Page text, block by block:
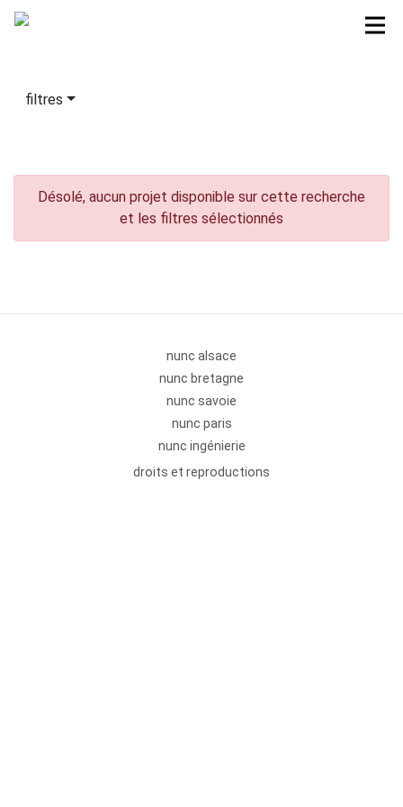
filtres
Désolé, aucun projet disponible sur cette recherche
et les filtres sélectionnés
nunc alsace
nunc bretagne
nunc savoie
nunc paris
nunc ingénierie
droits et reproductions